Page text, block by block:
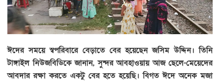
ঈদের সময়ে স্বপরিবারে বেড়াতে বের হয়েছেন জসিম উদ্দিন। তিনি
টাঙ্গাইল নিউজবিডিকে জানান, সুন্দর আবহাওয়ায় আজ ছেলে-মেয়েদের
আবদার রক্ষা করতে একটু বের হতে হয়েছি। বিগত ঈদে অনেক মজা